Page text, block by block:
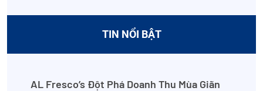
TIN NỔI BẬT
AL Fresco’s Đột Phá Doanh Thu Mùa Giãn